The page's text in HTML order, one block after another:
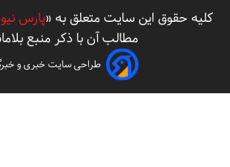
کلیه حقوق این سایت متعلق به «پارس
مطالب آن با ذکر منبع
طراحی سایت خبری و